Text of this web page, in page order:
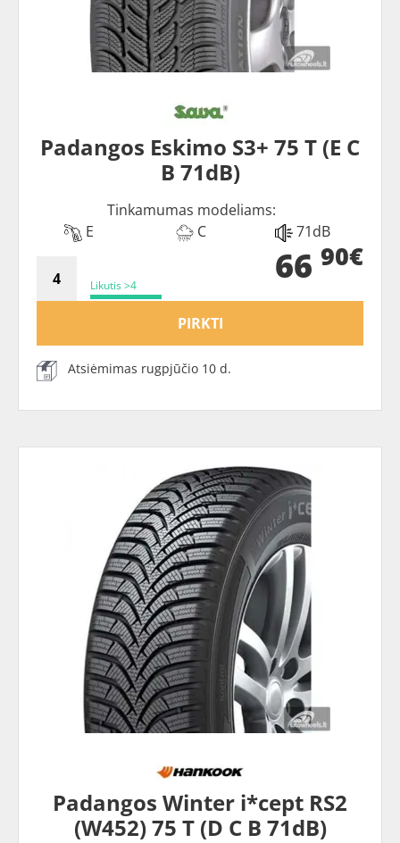
Padangos Eskimo S3+ 75 T (E C
B 71dB)
Tinkamumas modeliams:
E
C 71dB
Likutis >4 66 90€
PIRKTI
Atsiėmimas rugpjūčio 10 d.
Padangos Winter i*cept RS2
(W452) 75 T (D C B 71dB)